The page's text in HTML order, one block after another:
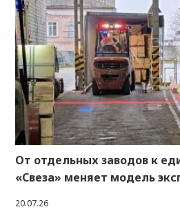
От отдельных заводов к
«Свеза» меняет модель
20.07.26